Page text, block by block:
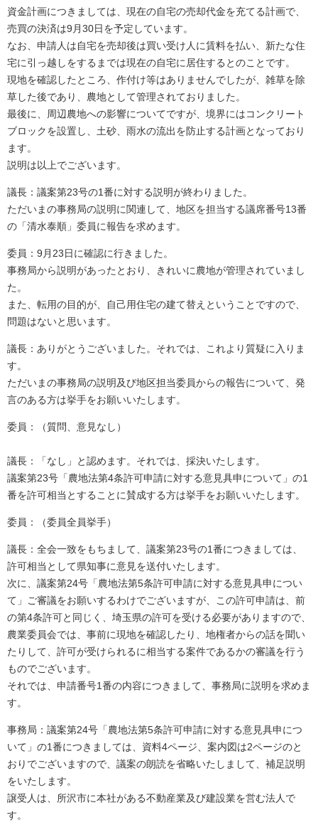
資金計画につきましては、現在の自宅の売却代金を充てる計画で、
売買の決済は9月30日を予定しています。
なお、申請人は自宅を売却後は買い受け人に賃料を払い、新たな住
宅に引っ越しをするまでは現在の自宅に居住するとのことです。
現地を確認したところ、作付け等はありませんでしたが、雑草を除
草した後であり、農地として管理されておりました。
最後に、周辺農地への影響についてですが、境界にはコンクリート
ブロックを設置し、土砂、雨水の流出を防止する計画となっており
ます。
説明は以上でございます。
議長：議案第23号の1番に対する説明が終わりました。
ただいまの事務局の説明に関連して、地区を担当する議席番号13番
の「清水泰順」委員に報告を求めます。
委員：9月23日に確認に行きました。
事務局から説明があったとおり、きれいに農地が管理されていまし
た。
また、転用の目的が、自己用住宅の建て替えということですので、
問題はないと思います。
議長：ありがとうございました。それでは、これより質疑に入りま
す。
ただいまの事務局の説明及び地区担当委員からの報告について、発
言のある方は挙手をお願いいたします。
委員：（質問、意見なし）
議長：「なし」と認めます。それでは、採決いたします。
議案第23号「農地法第4条許可申請に対する意見具申について」の1
番を許可相当とすることに賛成する方は挙手をお願いいたします。
委員：（委員全員挙手）
議長：全会一致をもちまして、議案第23号の1番につきましては、
許可相当として県知事に意見を送付いたします。
次に、議案第24号「農地法第5条許可申請に対する意見具申につい
て」ご審議をお願いするわけでございますが、この許可申請は、前
の第4条許可と同じく、埼玉県の許可を受ける必要がありますので、
農業委員会では、事前に現地を確認したり、地権者からの話を聞い
たりして、許可が受けられるに相当する案件であるかの審議を行う
ものでございます。
それでは、申請番号1番の内容につきまして、事務局に説明を求めま
す。
事務局：議案第24号「農地法第5条許可申請に対する意見具申につ
いて」の1番につきましては、資料4ページ、案内図は2ページのと
おりでございますので、議案の朗読を省略いたしまして、補足説明
をいたします。
譲受人は、所沢市に本社がある不動産業及び建設業を営む法人で
す。